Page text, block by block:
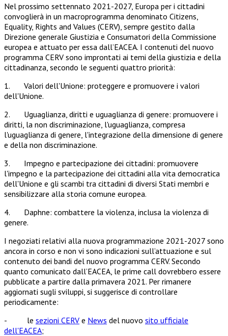
Nel prossimo settennato 2021-2027, Europa per i cittadini
convoglierà in un macroprogramma denominato Citizens,
Equality, Rights and Values (CERV), sempre gestito dalla
Direzione generale Giustizia e Consumatori della Commissione
europea e attuato per essa dall’EACEA. I contenuti del nuovo
programma CERV sono improntati ai temi della giustizia e della
cittadinanza, secondo le seguenti quattro priorità:
1. Valori dell'Unione: proteggere e promuovere i valori
dell'Unione.
2. Uguaglianza, diritti e uguaglianza di genere: promuovere i
diritti, la non discriminazione, l'uguaglianza, compresa
l'uguaglianza di genere, l'integrazione della dimensione di genere
e della non discriminazione.
3. Impegno e partecipazione dei cittadini: promuovere
l'impegno e la partecipazione dei cittadini alla vita democratica
dell'Unione e gli scambi tra cittadini di diversi Stati membri e
sensibilizzare alla storia comune europea.
4. Daphne: combattere la violenza, inclusa la violenza di
genere.
I negoziati relativi alla nuova programmazione 2021-2027 sono
ancora in corso e non vi sono indicazioni sull’attuazione e sul
contenuto dei bandi del nuovo programma CERV. Secondo
quanto comunicato dall’EACEA, le prime call dovrebbero essere
pubblicate a partire dalla primavera 2021. Per rimanere
aggiornati sugli sviluppi, si suggerisce di controllare
periodicamente:
- le sezioni CERV e News del nuovo sito ufficiale
dell'EACEA;